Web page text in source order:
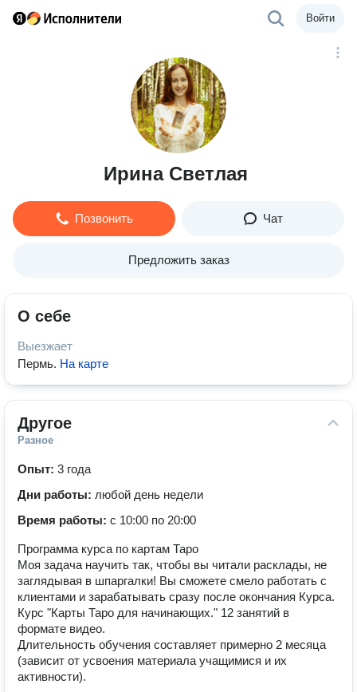
Войти
Ирина Светлая
Позвонить Чат
Предложить заказ
О себе
Выезжает
Пермь. На карте
Другое
Разное
Опыт: 3 года
Дни работы: любой день недели
Время работы: с 10:00 по 20:00
Программа курса по картам Таро
Моя задача научить так, чтобы вы читали расклады, не
заглядывая в шпаргалки! Вы сможете смело работать с
клиентами и зарабатывать сразу после окончания Курса.
Курс "Карты Таро для начинающих." 12 занятий в
формате видео.
Длительность обучения составляет примерно 2 месяца
(зависит от усвоения материала учащимися и их
активности).